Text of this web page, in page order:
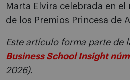
Marta Elvira celebrada en el
de los Premios Princesa de
Este artículo forma parte de
Business School Insight
2026).